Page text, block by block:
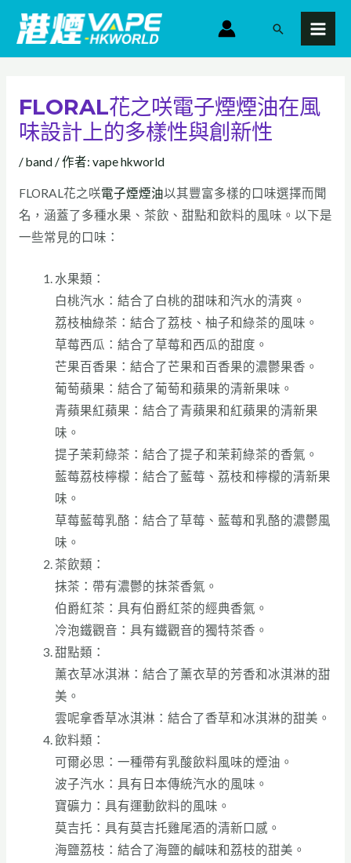
主
搜
FLORAL花之咲電子煙煙油在風
味設計上的多樣性與創新性
/band/ 作者: vape hkworld
FLORAL花之咲電子煙煙油以其豐富多樣的口味選擇而聞
名，涵蓋了多種水果、茶飲、甜點和飲料的風味。以下是
一些常見的口味：
水果類：
白桃汽水：結合了白桃的甜味和汽水的清爽。
荔枝柚綠茶：結合了荔枝、柚子和綠茶的風味。
草莓西瓜：結合了草莓和西瓜的甜度。
芒果百香果：結合了芒果和百香果的濃鬱果香。
葡萄蘋果：結合了葡萄和蘋果的清新果味。
青蘋果紅蘋果：結合了青蘋果和紅蘋果的清新果
味。
提子茉莉綠茶：結合了提子和茉莉綠茶的香氣。
藍莓荔枝檸檬：結合了藍莓、荔枝和檸檬的清新果
味。
草莓藍莓乳酪：結合了草莓、藍莓和乳酪的濃鬱風
味。
茶飲類：
抹茶：帶有濃鬱的抹茶香氣。
伯爵紅茶：具有伯爵紅茶的經典香氣。
冷泡鐵觀音：具有鐵觀音的獨特茶香。
甜點類：
薰衣草冰淇淋：結合了薰衣草的芳香和冰淇淋的甜
美。
雲呢拿香草冰淇淋：結合了香草和冰淇淋的甜美。
飲料類：
可爾必思：一種帶有乳酸飲料風味的煙油。
波子汽水：具有日本傳統汽水的風味。
寶礦力：具有運動飲料的風味。
莫吉托：具有莫吉托雞尾酒的清新口感。
海鹽荔枝：結合了海鹽的鹹味和荔枝的甜美。